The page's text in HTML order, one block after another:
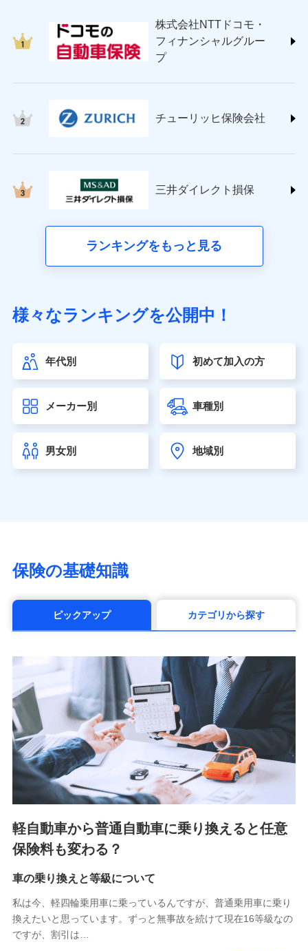
ＳＯＭＰＯダイレクト損害保険株式会社
(https://www.sompo-direct.co.jp/)
チューリッヒ保険会社 (https://www.zurich.co.jp/)
(https://www.nisshinfire.co.jp/)
(https://www.petfamilyins.co.jp/)
ins.com/)
三井ダイレクト損害保険株式会社
（https://www.sonylife.co.jp）
第一ネオ生命保険株式会社（https://neofirst.co.jp/）
大樹生命保険株式会社（https://www.taiju-life.co.jp）
seimei.co.jp）
チューリッヒ生命保険株式会社
東京海上日動あんしん生命保険株式会社
（https://www.tmn-anshin.co.jp/）
マニュライフ生命保険株式会社
（https://www.manulife.co.jp/）
（https://www.msa-life.co.jp/）
メットライフ生命株式会社(https://www.metlife.co.jp/)
■少額短期保険
株式会社アシロ少額短期保険 (https://kailash.co.jp/)
SBIいきいき少額短期保険会社 (https://www.i-
sedai.com/)
SBIペット少額短期保険株式会社 (https://www.sbipet-
ssi.co.jp/)
SBIリスタ少額短期保険会社
(https://www.jishin.co.jp/)
スマートプラス少額短期保険株式会社
チューリッヒ少額短期保険株式会社
(https://www.zurichssi.co.jp/)
(https://www.tokiomarine-x.co.jp/)
(https://pshoken.co.jp/)
リトルファミリー少額短期保険株式会社
(https://www.littlefamily-ssi.com/)
株式会社NTTドコモ・
フィナンシャルグルー
プ
チューリッヒ保険会社
三井ダイレクト損保
ランキングをもっと見る
様々なランキングを公開中！
年代別 初めて加入の方
メーカー別 車種別
男女別 地域別
保険の基礎知識
ピックアップ カテゴリから探す
軽自動車から普通自動車に乗り換えると任意
保険料も変わる？
車の乗り換えと等級について
私は今、軽四輪乗用車に乗っているんですが、普通乗用車に乗り
換えたいと思っています。ずっと無事故を続けて現在16等級なの
ですが、割引は…